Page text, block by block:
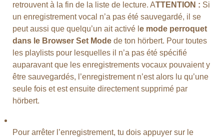
retrouvent à la fin de la liste de lecture. ATTENTION : Si
un enregistrement vocal n’a pas été sauvegardé, il se
peut aussi que quelqu’un ait activé l e mode perroquet
dans le Browser Set Mode de ton hörbert. Pour toutes
les playlists pour lesquelles il n’a pas été spécifié
auparavant que les enregistrements vocaux pouvaient y
être sauvegardés, l’enregistrement n’est alors lu qu’une
seule fois et est ensuite directement supprimé par
hörbert.
Pour arrêter l’enregistrement, tu dois appuyer sur le